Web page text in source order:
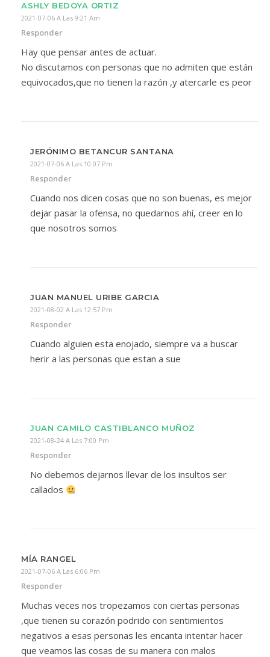
ASHLY BEDOYA ORTIZ
2021-07-06 A Las 9:21 Am
Responder
Hay que pensar antes de actuar.
No discutamos con personas que no admiten que están
equivocados,que no tienen la razón ,y atercarle es peor
JERÓNIMO BETANCUR SANTANA
2021-07-06 A Las 10:07 Pm
Responder
Cuando nos dicen cosas que no son buenas, es mejor
dejar pasar la ofensa, no quedarnos ahí, creer en lo
que nosotros somos
JUAN MANUEL URIBE GARCIA
2021-08-02 A Las 12:57 Pm
Responder
Cuando alguien esta enojado, siempre va a buscar
herir a las personas que estan a sue
JUAN CAMILO CASTIBLANCO MUÑOZ
2021-08-24 A Las 7:00 Pm
Responder
No debemos dejarnos llevar de los insultos ser
callados
MÍA RANGEL
2021-07-06 A Las 6:06 Pm
Responder
Muchas veces nos tropezamos con ciertas personas
,que tienen su corazón podrido con sentimientos
negativos a esas personas les encanta intentar hacer
que veamos las cosas de su manera con malos